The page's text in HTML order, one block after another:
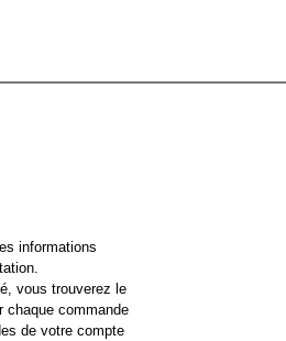
informations
vous trouverez le
chaque commande
de votre compte